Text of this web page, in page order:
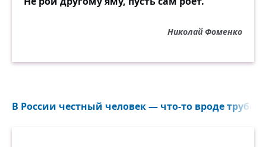
Николай Фоменко
В России честный человек — что-то вроде